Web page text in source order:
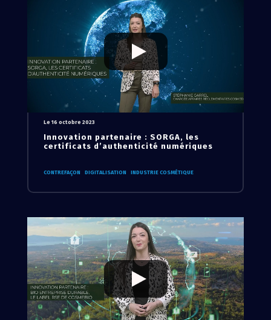
Le 16 octobre 2023
Innovation partenaire : SORGA, les
certificats d’authenticité numériques
CONTREFAÇON DIGITALISATION INDUSTRIE COSMÉTIQUE